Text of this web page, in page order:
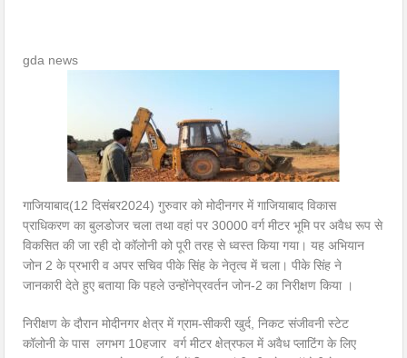
gda news
गाजियाबाद(12 दिसंबर2024) गुरुवार को मोदीनगर में गाजियाबाद विकास
प्राधिकरण का बुलडोजर चला तथा वहां पर 30000 वर्ग मीटर भूमि पर अवैध रूप से
विकसित की जा रही दो कॉलोनी को पूरी तरह से ध्वस्त किया गया। यह अभियान
जोन 2 के प्रभारी व अपर सचिव पीके सिंह के नेतृत्व में चला। पीके सिंह ने
जानकारी देते हुए बताया कि पहले उन्होंनेप्रवर्तन जोन-2 का निरीक्षण किया ।
निरीक्षण के दौरान मोदीनगर क्षेत्र में ग्राम-सीकरी खुर्द, निकट संजीवनी स्टेट
कॉलोनी के पास लगभग 10हजार वर्ग मीटर क्षेत्रफल में अवैध प्लाटिंग के लिए